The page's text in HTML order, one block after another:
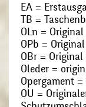
EA =
TB =
OLn = Original
OPb =
OBr =
Oleder =
Opergament
OU =